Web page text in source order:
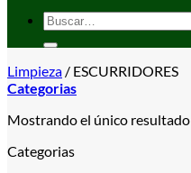
Buscar
por:
Limpieza / ESCURRIDORES
Categorias
Mostrando el único resultado
Categorias